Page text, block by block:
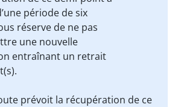
une période de six
réserve de ne pas
une nouvelle
entraînant un retrait
prévoit la récupération de ce